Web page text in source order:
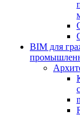
BIM для